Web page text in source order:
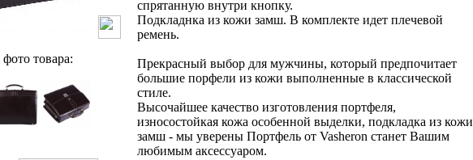
товара:
спрятанную внутри кнопку.
Подкладнка из кожи замш. В комплекте идет плечевой
ремень.
Прекрасный выбор для мужчины, который предпочитает
большие порфели из кожи выполненные в классической
стиле.
Высочайшее качество изготовления портфеля,
износостойкая кожа особенной выделки, подкладка из кожи
замш - мы уверены Портфель от Vasheron станет Вашим
любимым аксессуаром.